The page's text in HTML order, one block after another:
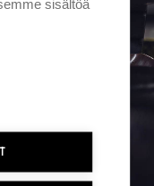
sisältöä